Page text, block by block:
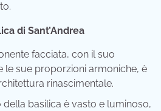
di Sant’Andrea
facciata, con il suo
le sue proporzioni armoniche, è
rinascimentale.
della basilica è vasto e luminoso,